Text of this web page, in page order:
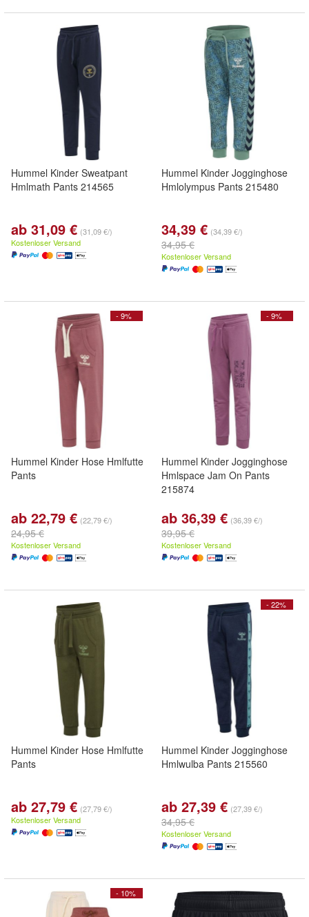
Hummel Kinder Sweatpant
Hmlmath Pants 214565
ab 31,09 € (31,09 €/)
Kostenloser Versand
Hummel Kinder Jogginghose
Hmlolympus Pants 215480
34,39 € (34,39 €/)
34,95 €
Kostenloser Versand
- 9%
Hummel Kinder Hose Hmlfutte
Pants
ab 22,79 € (22,79 €/)
24,95 €
Kostenloser Versand
- 9%
Hummel Kinder Jogginghose
Hmlspace Jam On Pants
215874
ab 36,39 € (36,39 €/)
39,95 €
Kostenloser Versand
Hummel Kinder Hose Hmlfutte
Pants
ab 27,79 € (27,79 €/)
Kostenloser Versand
- 22%
Hummel Kinder Jogginghose
Hmlwulba Pants 215560
ab 27,39 € (27,39 €/)
34,95 €
Kostenloser Versand
- 10%